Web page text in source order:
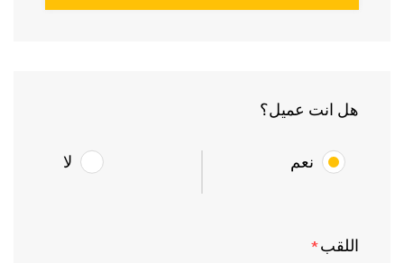
هل انت عميل؟
نعم لا
اللقب*